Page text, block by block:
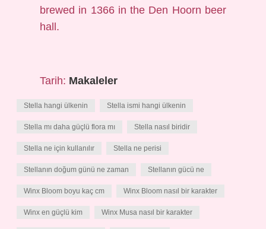
brewed in 1366 in the Den Hoorn beer
hall.
Tarih: Makaleler
Stella hangi ülkenin Stella ismi hangi ülkenin
Stella mı daha güçlü flora mı Stella nasıl biridir
Stella ne için kullanılır Stella ne perisi
Stellanın doğum günü ne zaman Stellanın gücü ne
Winx Bloom boyu kaç cm Winx Bloom nasıl bir karakter
Winx en güçlü kim Winx Musa nasıl bir karakter